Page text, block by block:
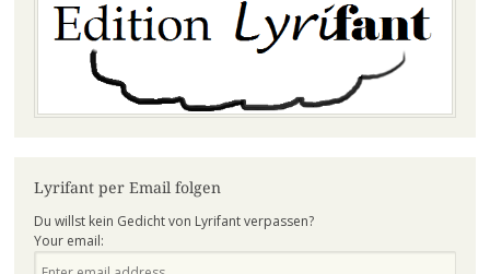
Lyrifant per Email folgen
Du willst kein Gedicht von Lyrifant verpassen?
Your email: